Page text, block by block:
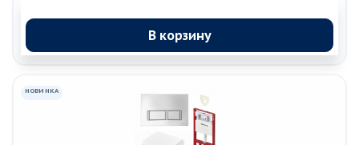
В корзину
НОВИНКА